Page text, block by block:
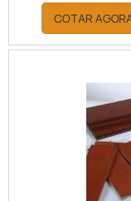
segura,
de forma
eficaz, o
se
essencial
COTAR